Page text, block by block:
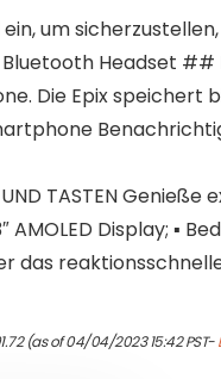
um
Headset ##
Die Epix speichert
UND TASTEN
AMOLED Display; ▪
das
(as of 04/04/2023 15:42 PST-